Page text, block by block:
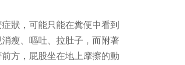
狀，可能只能在糞便中看到
瘦、嘔吐、拉肚子，而附著
方，屁股坐在地上摩擦的動